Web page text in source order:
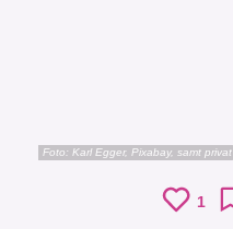
Foto: Karl Egger, Pixabay, samt privat
1